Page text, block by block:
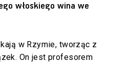
włoskiego wina we
w Rzymie, tworząc z
On jest profesorem